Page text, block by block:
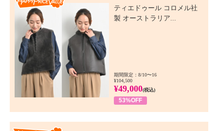
ティエドゥール コロメル社
製 オーストラリア...
期間限定：8/10〜16
¥104,500
¥49,000(税込)
53%OFF